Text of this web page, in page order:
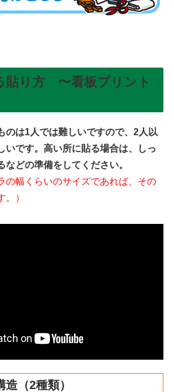
貼り方 〜看板プリント
のは1人では難しいですので、2人以
いです。高い所に貼る場合は、しっ
などの準備をしてください。
の幅くらいのサイズであれば、その
。）
（2種類）